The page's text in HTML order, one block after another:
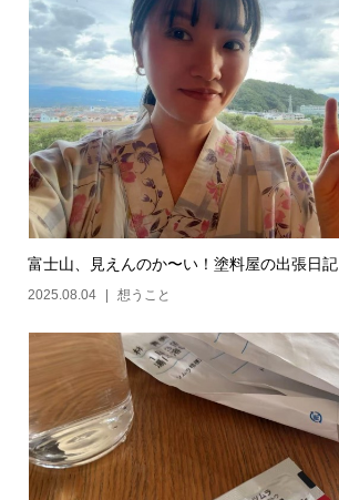
富士山、見えんのか〜い！塗料屋の出張日記
2025.08.04 想うこと